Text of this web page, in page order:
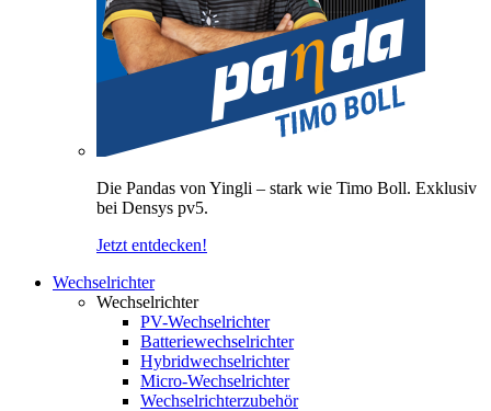
Die Pandas von Yingli – stark wie Timo Boll. Exklusiv
bei Densys pv5.
Jetzt entdecken!
Wechselrichter
Wechselrichter
PV-Wechselrichter
Batteriewechselrichter
Hybridwechselrichter
Micro-Wechselrichter
Wechselrichterzubehör